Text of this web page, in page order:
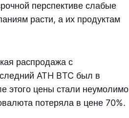
перспективе слабые
расти, а их продуктам
распродажа с
ATH BTC был в
этого цены стали неумолимо
потеряла в цене 70%.